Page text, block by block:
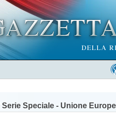
Serie Speciale - Unione